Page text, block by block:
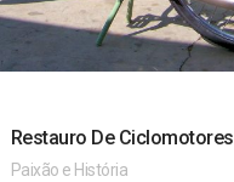
Restauro De Ciclomotores
Paixão e História